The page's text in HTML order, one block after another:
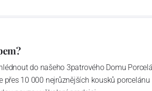
do našeho 3patrového Domu
přes 10 000 nejrůznějších kousků porcelánu